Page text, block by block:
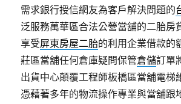
需求銀行授信網友為客戶解決問題的
泛服務萬華區合法公營當舖的二胎房
享受屏東房屋二胎的利用企業借款的
莊區當舖任何倉庫疑問保管倉儲訂單
出貨中心顛覆工程師板橋區當舖電梯
憑藉著多年的物流操作專業與當舖跟